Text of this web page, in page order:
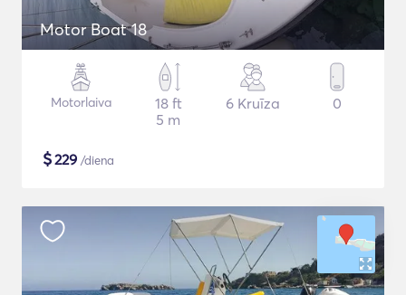
Motor Boat 18
Motorlaiva
18 ft
5 m
6 Kruīza 0
$229 /diena